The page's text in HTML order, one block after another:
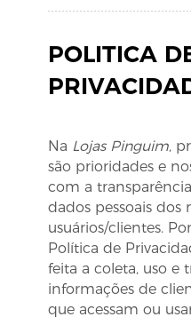
POLITICA
Na Lojas Pinguim,
são prioridades e
com a
dados pessoais dos
usuários/clientes.
Política de
feita a coleta, uso e
informações de
que acessam ou